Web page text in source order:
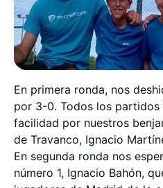
En primera ronda, nos
por 3-0. Todos los
facilidad por nuestros
de Travanco, Ignacio
En segunda ronda nos
número 1, Ignacio Bahón,